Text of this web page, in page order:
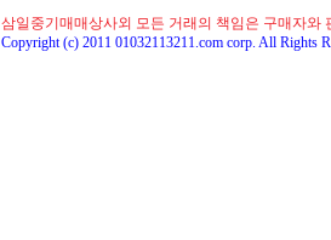
삼일중기매매상사외 모든 거래의 책임은 구매자와
Copyright (c) 2011 01032113211.com corp. All Rights